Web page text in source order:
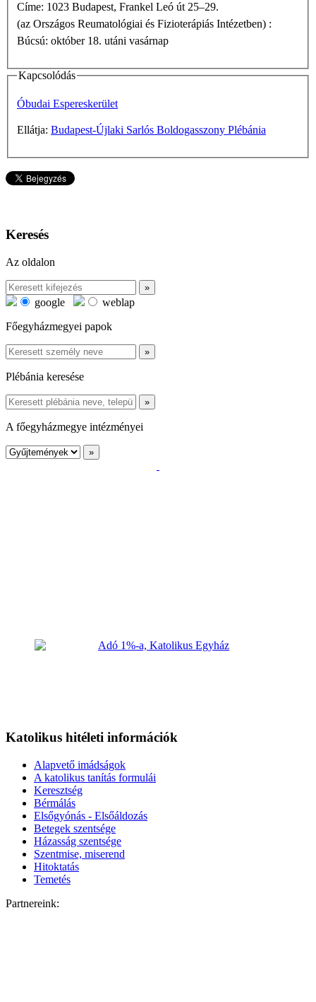
Címe: 1023 Budapest, Frankel Leó út 25–29.
(az Országos Reumatológiai és Fizioterápiás Intézetben) :
Búcsú: október 18. utáni vasárnap
Kapcsolódás
Óbudai Espereskerület
Ellátja: Budapest-Újlaki Sarlós Boldogasszony Plébánia
Keresés
Az oldalon
google
weblap
Főegyházmegyei papok
Plébánia keresése
A főegyházmegye intézményei
Katolikus hitéleti információk
Alapvető imádságok
A katolikus tanítás formulái
Keresztség
Bérmálás
Elsőgyónás - Elsőáldozás
Betegek szentsége
Házasság szentsége
Szentmise, miserend
Hitoktatás
Temetés
Partnereink: